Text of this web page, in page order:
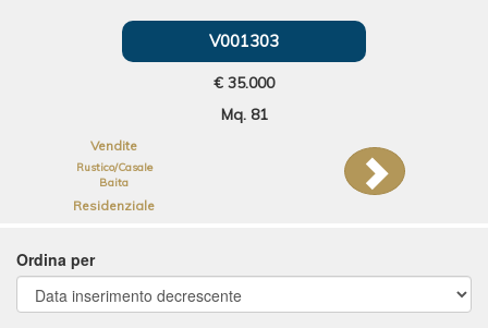
V001303
€ 35.000
Mq. 81
Vendite
Rustico/Casale
Baita
Residenziale
Ordina per